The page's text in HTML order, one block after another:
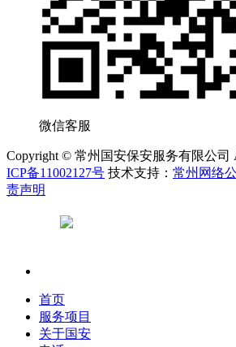
微信客服
Copyright © 常州国安保安服务有限公司
ICP备11002127号 技术支持： 常州网络
责声明
首页
服务项目
关于国安